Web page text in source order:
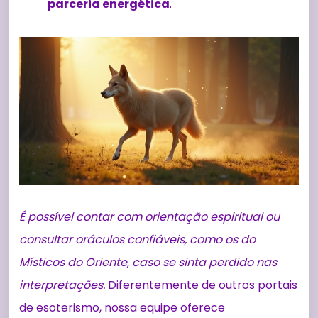
parceria energética.
É possível contar com orientação espiritual ou
consultar oráculos confiáveis, como os do
Místicos do Oriente, caso se sinta perdido nas
interpretações. Diferentemente de outros portais
de esoterismo, nossa equipe oferece